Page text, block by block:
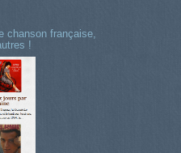
chanson française,
!